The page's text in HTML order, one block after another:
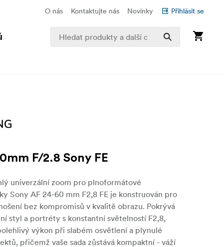
O nás Kontaktujte nás Novinky Přihlásit se
F/2.8 Sony FE
univerzální zoom pro plnoformátové
Sony AF 24-60 mm F2,8 FE je konstruován pro
bez kompromisů v kvalitě obrazu. Pokrývá
styl a portréty s konstantní světelností F2,8,
výkon při slabém osvětlení a plynulé
přičemž vaše sada zůstává kompaktní - váží